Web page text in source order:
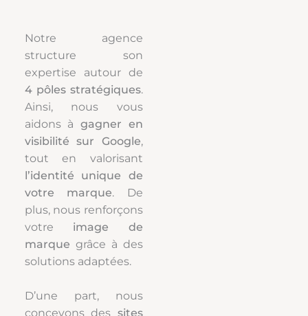
Notre agence
structure son
expertise autour de
4 pôles stratégiques.
Ainsi, nous vous
aidons àgagner en
visibilité sur Google,
tout en valorisant
l’identité unique de
votre marque. De
plus, nous renforçons
votre image de
marque grâce à des
solutions adaptées.
D’une part, nous
concevons des sites